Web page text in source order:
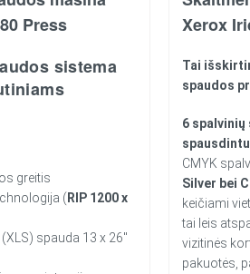
Press
sistema
greitis
( RIP 1200 x
spauda 13 x 26″
Xerox
Tai
spaudos
6
CMYK
Silver bei
keičiami
tai leis
vizitinės
pakuotės,